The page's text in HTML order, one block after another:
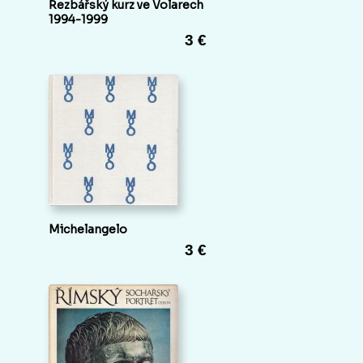
Řezbářský kurz ve Volarech
1994-1999
3 €
Michelangelo
3 €